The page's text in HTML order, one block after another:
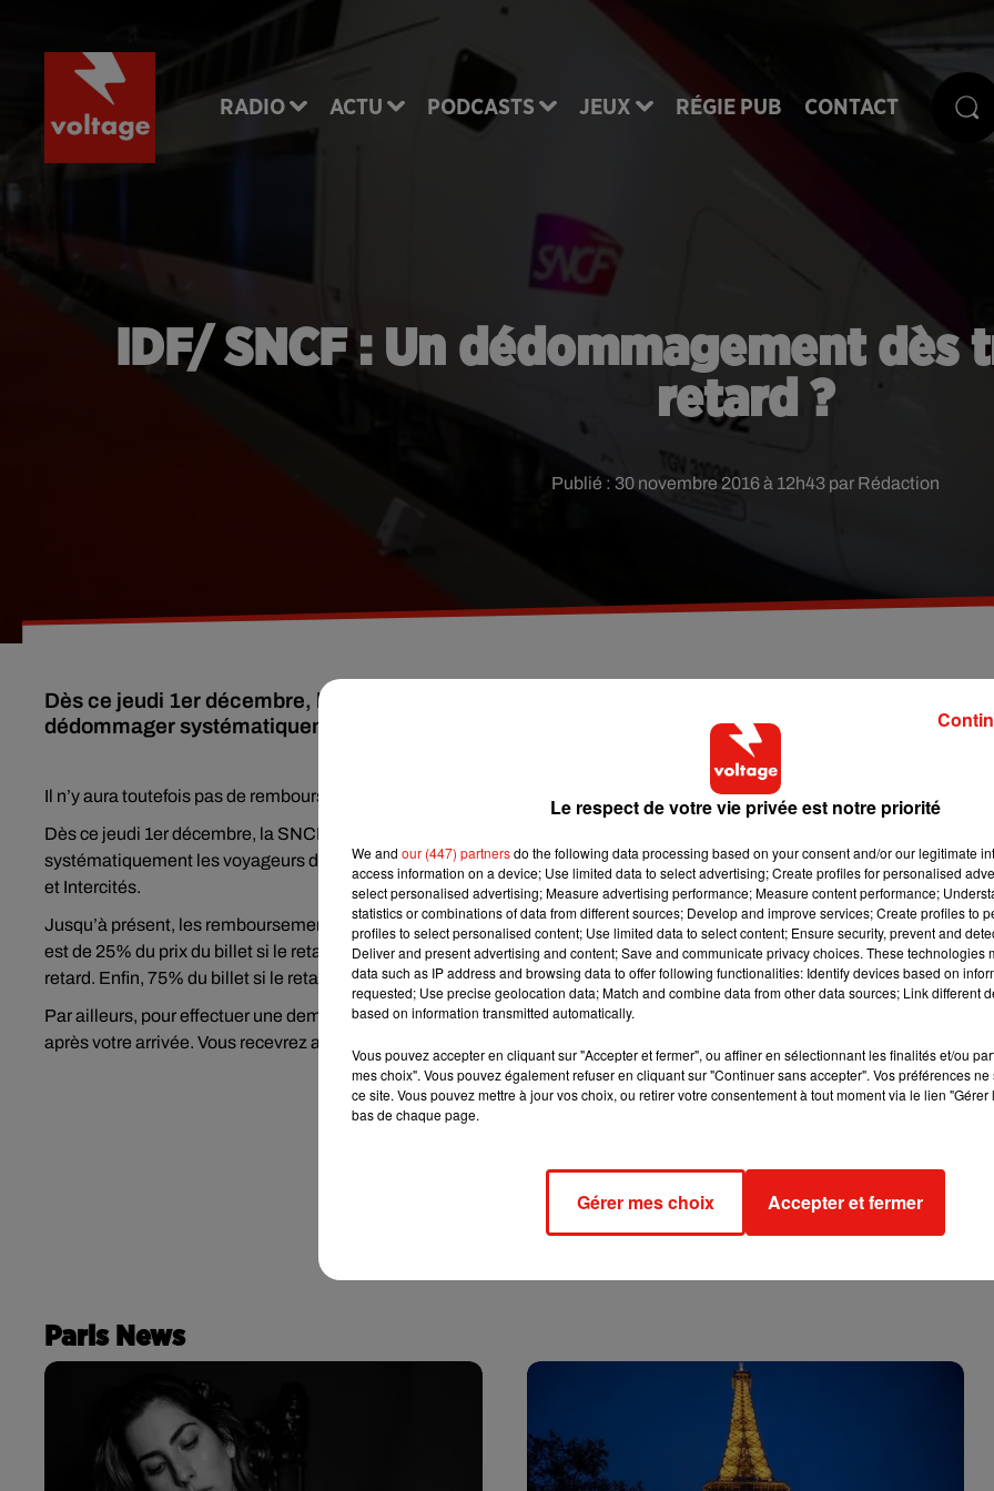
RADIO ACTU PODCASTS JEUX RÉGIE PUB CONTACT
IDF/ SNCF : Un dédommagement
retard ?
Publié : 30 novembre 2016 à 12h43 par Rédaction
Dès ce jeudi 1er décembre, la SNCF appliquera chez nous le règlement européen qui prévoit de
dédommager systématiquement les voyageurs dès trente minutes de retard.
Il n’y aura toutefois pas de remboursement pour des retards liés à de futures grèves…
Dès ce jeudi 1er décembre, la SNCF appliquera chez nous le règlement européen qui prévoit de dédommager
systématiquement les voyageurs dès trente minutes de retard et ce quel que soit la cause du retard, uniquement sur les
et Intercités.
Jusqu’à présent, les remboursements n’étaient valables que si la SNCF était responsable. Pour rappel, le remboursement
est de 25% du prix du billet si le retard est inférieur à deux heures. La moitié du billet si le train a entre deux et trois heures
retard. Enfin, 75% du billet si le retard est supérieur à 3H.
Par ailleurs, pour effectuer une demande de remboursement, vous pourrez désormais se faire sur internet, immédiatement
après votre arrivée. Vous recevrez alors un bon d’achat sous 48H, à utiliser à la SNCF.
Paris News
Le respect de votre vie privée est notre priorité
We and our (447) partnersdo the following data processing based on your consent and/or our legitimate
access information on a device; Use limited data to select advertising; Create profiles for personalised
select personalised advertising; Measure advertising performance; Measure content performance;
statistics or combinations of data from different sources; Develop and improve services; Create profiles to
profiles to select personalised content; Use limited data to select content; Ensure security, prevent and
Deliver and present advertising and content; Save and communicate privacy choices. These technologies
data such as IP address and browsing data to offer following functionalities: Identify devices based on
requested; Use precise geolocation data; Match and combine data from other data sources; Link different
based on information transmitted automatically.
Vous pouvez accepter en cliquant sur "Accepter et fermer", ou affiner en sélectionnant les finalités et/ou
mes choix". Vous pouvez également refuser en cliquant sur "Continuer sans accepter". Vos préférences
ce site. Vous pouvez mettre à jour vos choix, ou retirer votre consentement à tout moment via le lien
bas de chaque page.
Gérer mes choix Accepter et fermer